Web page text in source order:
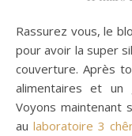
Rassurez vous, le blog n’a pas été hacké. J’ai testé ce pack
pour avoir la super
couverture. Après
alimentaires et
Voyons maintenant
aulaboratoire 3